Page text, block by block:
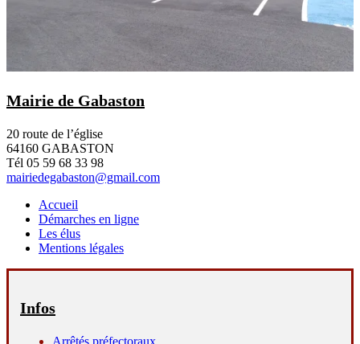
Mairie de Gabaston
20 route de l’église
64160 GABASTON
Tél 05 59 68 33 98
mairiedegabaston@gmail.com
Accueil
Démarches en ligne
Les élus
Mentions légales
Infos
Arrêtés préfectoraux